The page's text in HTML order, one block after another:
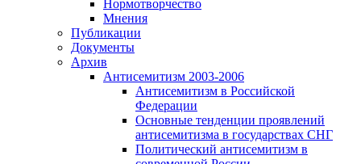
Нормотворчество
Мнения
Публикации
Документы
Архив
Антисемитизм 2003-2006
Антисемитизм в Российской
Федерации
Основные тенденции проявлений
антисемитизма в государствах СНГ
Политический антисемитизм в